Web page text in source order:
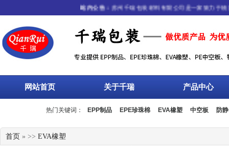
站内公告：苏州千瑞包装材料有限公司是一家致力于物流
网站首页 关于千瑞 产品中心
热门关键词： EPP制品 EPE珍珠棉 EVA橡塑 中空板 防
流箱
首页 » >> EVA橡塑